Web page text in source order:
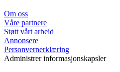
Om oss
Våre partnere
Støtt vårt arbeid
Annonsere
Personvernerklæring
Administrer informasjonskapsler